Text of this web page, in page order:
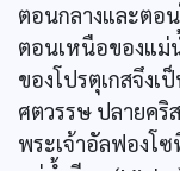
ตอนกลางและตอ
ตอนเหนือของแม่
ของโปรตุเกสจึง
ศตวรรษ ปลายคริ
พระเจ้าอัลฟองโซ